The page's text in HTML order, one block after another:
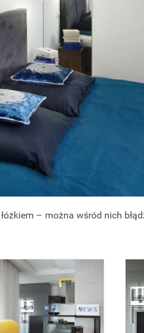
– można wśród nich